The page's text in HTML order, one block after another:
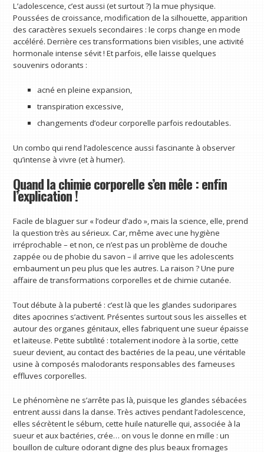
L’adolescence, c’est aussi (et surtout ?) la mue physique.
Poussées de croissance, modification de la silhouette, apparition
des caractères sexuels secondaires : le corps change en mode
accéléré. Derrière ces transformations bien visibles, une activité
hormonale intense sévit ! Et parfois, elle laisse quelques
souvenirs odorants :
acné en pleine expansion,
transpiration excessive,
changements d’odeur corporelle parfois redoutables.
Un combo qui rend l’adolescence aussi fascinante à observer
qu’intense à vivre (et à humer).
Quand la chimie corporelle s’en mêle : enfin
l’explication !
Facile de blaguer sur « l’odeur d’ado », mais la science, elle, prend
la question très au sérieux. Car, même avec une hygiène
irréprochable – et non, ce n’est pas un problème de douche
zappée ou de phobie du savon – il arrive que les adolescents
embaument un peu plus que les autres. La raison ? Une pure
affaire de transformations corporelles et de chimie cutanée.
Tout débute à la puberté : c’est là que les glandes sudoripares
dites apocrines s’activent. Présentes surtout sous les aisselles et
autour des organes génitaux, elles fabriquent une sueur épaisse
et laiteuse. Petite subtilité : totalement inodore à la sortie, cette
sueur devient, au contact des bactéries de la peau, une véritable
usine à composés malodorants responsables des fameuses
effluves corporelles.
Le phénomène ne s’arrête pas là, puisque les glandes sébacées
entrent aussi dans la danse. Très actives pendant l’adolescence,
elles sécrètent le sébum, cette huile naturelle qui, associée à la
sueur et aux bactéries, crée… on vous le donne en mille : un
bouillon de culture odorant digne des plus beaux fromages